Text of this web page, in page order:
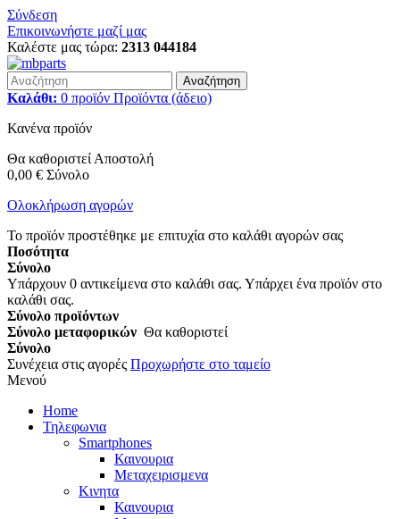
Σύνδεση
Επικοινωνήστε μαζί μας
Καλέστε μας τώρα: 2313 044184
Αναζήτηση
Καλάθι: 0 προϊόν Προϊόντα (άδειο)
Κανένα προϊόν
Θα καθοριστεί Αποστολή
0,00 € Σύνολο
Ολοκλήρωση αγορών
Το προϊόν προστέθηκε με επιτυχία στο καλάθι αγορών σας
Ποσότητα
Σύνολο
Υπάρχουν 0 αντικείμενα στο καλάθι σας. Υπάρχει ένα προϊόν στο
καλάθι σας.
Σύνολο προϊόντων
Σύνολο μεταφορικών Θα καθοριστεί
Σύνολο
Συνέχεια στις αγορές Προχωρήστε στο ταμείο
Μενού
Home
Τηλεφωνια
Smartphones
Καινουρια
Μεταχειρισμενα
Κινητα
Καινουρια